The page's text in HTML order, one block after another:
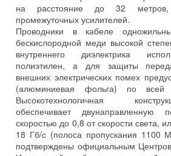
на расстояние до 32 метров,
промежуточных усилителей.
Проводники в кабеле
бескислородной меди высокой
внутреннего диэлектрика
полиэтилен, а для защиты
внешних электрических помех
(алюминиевая фольга) по всей
Высокотехнологичная
обеспечивает двунаправленную
скоростью до 0,8 от скорости света,
18 Гб/с (полоса пропускания 1100
подтверждены официальным